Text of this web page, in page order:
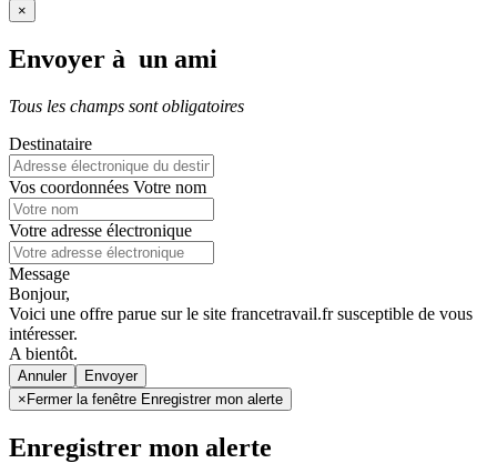
×
Envoyer à un ami
Tous les champs sont obligatoires
Destinataire
Vos coordonnées Votre nom
Votre adresse électronique
Message
Bonjour,
Voici une offre parue sur le site francetravail.fr susceptible de vous
intéresser.
A bientôt.
Annuler
× Fermer la fenêtre Enregistrer mon alerte
Enregistrer mon alerte